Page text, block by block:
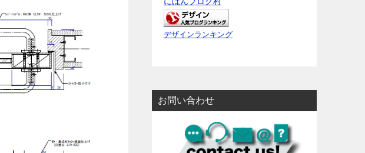
デザインランキング
お問い合わせ